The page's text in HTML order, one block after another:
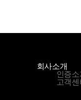
회사소개
인증소
고객센